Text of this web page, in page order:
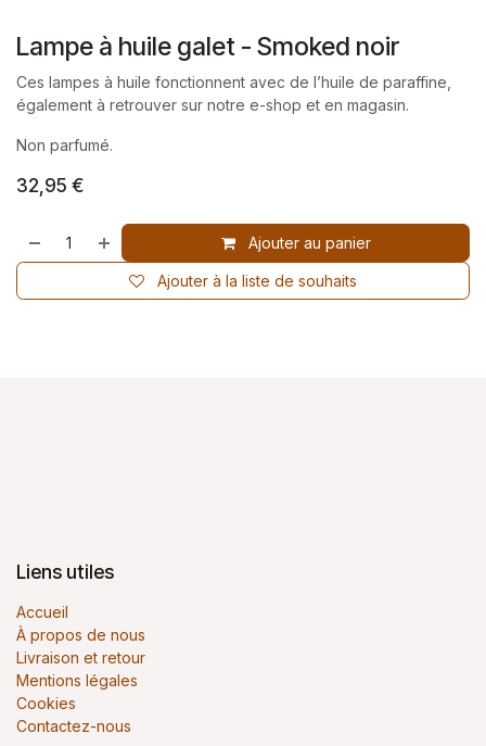
Lampe à huile galet - Smoked noir
Ces lampes à huile fonctionnent avec de l’huile de paraffine,
également à retrouver sur notre e-shop et en magasin.
Non parfumé.
32,95 €
Ajouter au panier
Ajouter à la liste de souhaits
Liens utiles
Accueil
À propos de nous
Livraison et retour
Mentions légales
Cookies
Contactez-nous